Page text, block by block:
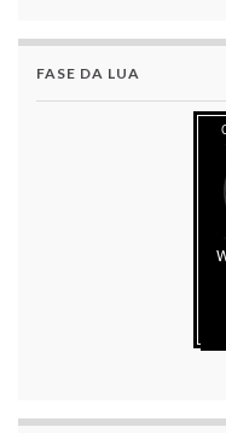
FASE DA LUA